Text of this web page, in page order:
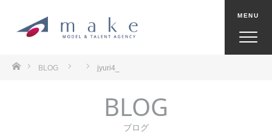
ホームBLOG jyuri4_
BLOG
ブログ